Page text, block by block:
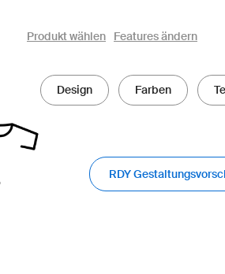
owayo 3D-Konfigurator
Produkt wählen Features ändern
Design Farben
RDY